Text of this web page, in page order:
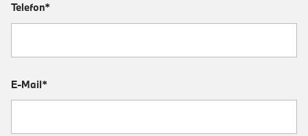
Telefon*
E-Mail*